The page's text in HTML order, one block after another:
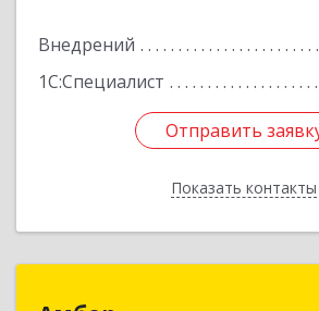
Внедрений
1С:Специалист
Отправить
Показать контакты
Отправить
Назад